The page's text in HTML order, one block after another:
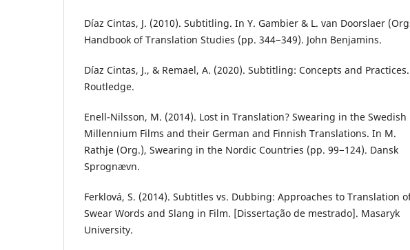
Díaz Cintas, J. (2010). Subtitling. In Y. Gambier & L. van Doorslaer
Handbook of Translation Studies (pp. 344−349). John Benjamins.
Díaz Cintas, J., & Remael, A. (2020). Subtitling: Concepts and Practices.
Routledge.
Enell-Nilsson, M. (2014). Lost in Translation? Swearing in the Swedish
Millennium Films and their German and Finnish Translations. In M.
Rathje (Org.), Swearing in the Nordic Countries (pp. 99−124). Dansk
Sprognævn.
Ferklová, S. (2014). Subtitles vs. Dubbing: Approaches to Translation
Swear Words and Slang in Film. [Dissertação de mestrado]. Masaryk
University.